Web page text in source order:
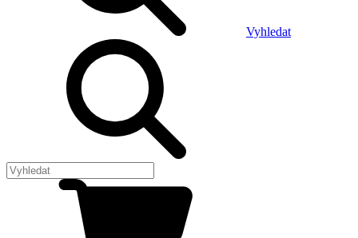
Vyhledat